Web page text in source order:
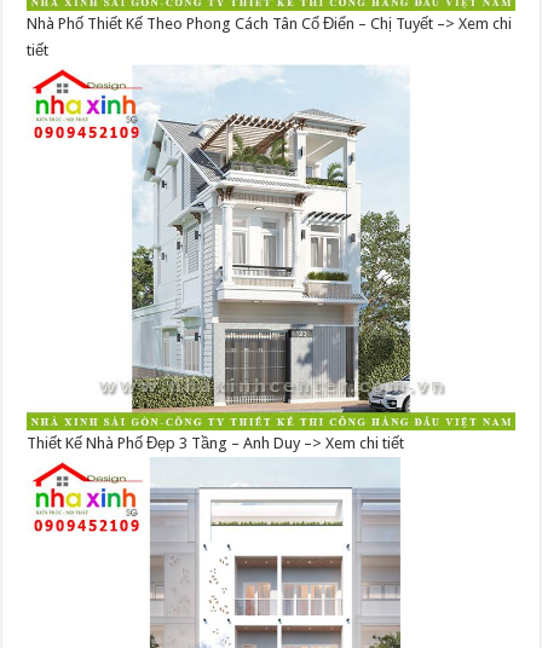
Nhà Phố Thiết Kế Theo Phong Cách Tân Cổ Điển – Chị Tuyết –> Xem chi
tiết
Thiết Kế Nhà Phố Đẹp 3 Tầng – Anh Duy –> Xem chi tiết